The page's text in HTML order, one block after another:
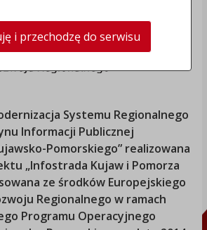
Systemu Regionalnego
Informacji Publicznej
Pomorskiego” realizowana
„Infostrada Kujaw i Pomorza
ze środków Europejskiego
Regionalnego w ramach
Programu Operacyjnego
i przechodzę do serwisu